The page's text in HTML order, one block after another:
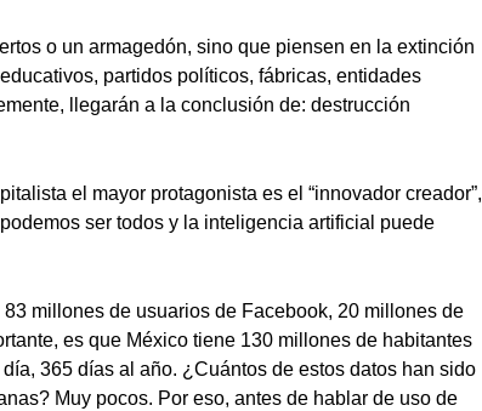
o un armagedón, sino que piensen en la extinción
partidos políticos, fábricas, entidades
llegarán a la conclusión de: destrucción
el mayor protagonista es el “innovador creador”,
ser todos y la inteligencia artificial puede
millones de usuarios de Facebook, 20 millones de
es que México tiene 130 millones de habitantes
365 días al año. ¿Cuántos de estos datos han sido
Muy pocos. Por eso, antes de hablar de uso de